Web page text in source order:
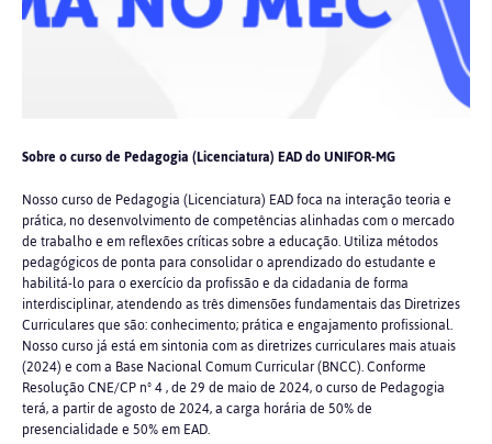
Sobre o curso de Pedagogia (Licenciatura) EAD do UNIFOR-MG
Nosso curso de Pedagogia (Licenciatura) EAD foca na interação teoria e
prática, no desenvolvimento de competências alinhadas com o mercado
de trabalho e em reflexões críticas sobre a educação. Utiliza métodos
pedagógicos de ponta para consolidar o aprendizado do estudante e
habilitá-lo para o exercício da profissão e da cidadania de forma
interdisciplinar, atendendo as três dimensões fundamentais das Diretrizes
Curriculares que são: conhecimento; prática e engajamento profissional.
Nosso curso já está em sintonia com as diretrizes curriculares mais atuais
(2024) e com a Base Nacional Comum Curricular (BNCC). Conforme
Resolução CNE/CP nº 4 , de 29 de maio de 2024, o curso de Pedagogia
terá, a partir de agosto de 2024, a carga horária de 50% de
presencialidade e 50% em EAD.